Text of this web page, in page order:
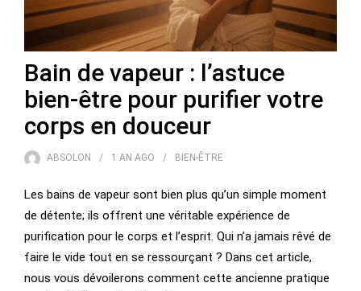
Bain de vapeur : l’astuce
bien-être pour purifier votre
corps en douceur
ABSOLON 1 AN AGO BIEN-ÊTRE
Les bains de vapeur sont bien plus qu’un simple moment
de détente; ils offrent une véritable expérience de
purification pour le corps et l’esprit. Qui n’a jamais rêvé de
faire le vide tout en se ressourçant ? Dans cet article,
nous vous dévoilerons comment cette ancienne pratique